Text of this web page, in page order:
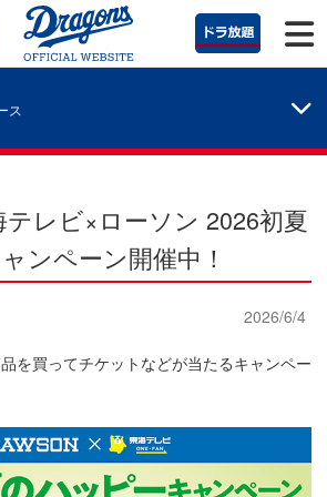
ス
レビ×ローソン 2026初夏
ンペーン開催中！
2026/6/4
を買ってチケットなどが当たるキャンペー